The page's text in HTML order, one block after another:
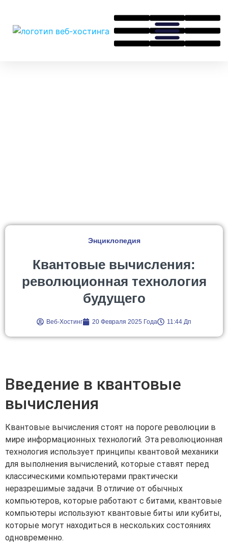
Энциклопедия
Квантовые вычисления:
революционная технология
будущего
Веб-Хостинг 20 Февраля 2025 Года 11:44 Дп
Введение в квантовые
вычисления
Квантовые вычисления стоят на пороге революции в
мире информационных технологий. Эта революционная
технология использует принципы квантовой механики
для выполнения вычислений, которые ставят перед
классическими компьютерами практически
неразрешимые задачи. В отличие от обычных
компьютеров, которые работают с битами, квантовые
компьютеры используют квантовые биты или кубиты,
которые могут находиться в нескольких состояниях
одновременно.